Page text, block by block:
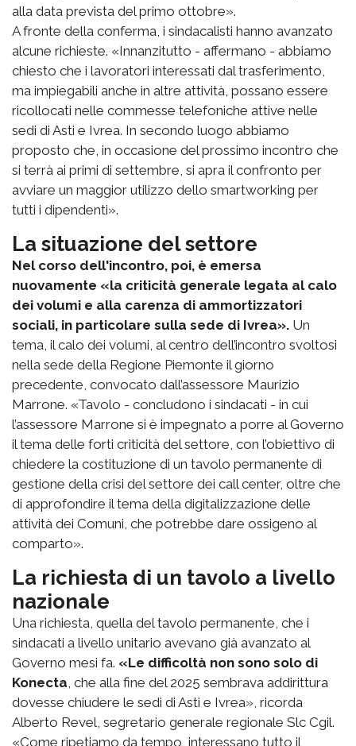
alla data prevista del primo ottobre».
A fronte della conferma, i sindacalisti hanno avanzato
alcune richieste. «Innanzitutto - affermano - abbiamo
chiesto che i lavoratori interessati dal trasferimento,
ma impiegabili anche in altre attività, possano essere
ricollocati nelle commesse telefoniche attive nelle
sedi di Asti e Ivrea. In secondo luogo abbiamo
proposto che, in occasione del prossimo incontro che
si terrà ai primi di settembre, si apra il confronto per
avviare un maggior utilizzo dello smartworking per
tutti i dipendenti».
La situazione del settore
Nel corso dell'incontro, poi, è emersa
nuovamente «la criticità generale legata al calo
dei volumi e alla carenza di ammortizzatori
sociali, in particolare sulla sede di Ivrea». Un
tema, il calo dei volumi, al centro dell’incontro svoltosi
nella sede della Regione Piemonte il giorno
precedente, convocato dall’assessore Maurizio
Marrone. «Tavolo - concludono i sindacati - in cui
l’assessore Marrone si è impegnato a porre al Governo
il tema delle forti criticità del settore, con l’obiettivo di
chiedere la costituzione di un tavolo permanente di
gestione della crisi del settore dei call center, oltre che
di approfondire il tema della digitalizzazione delle
attività dei Comuni, che potrebbe dare ossigeno al
comparto».
La richiesta di un tavolo a livello
nazionale
Una richiesta, quella del tavolo permanente, che i
sindacati a livello unitario avevano già avanzato al
Governo mesi fa. «Le difficoltà non sono solo di
Konecta , che alla fine del 2025 sembrava addirittura
dovesse chiudere le sedi di Asti e Ivrea», ricorda
Alberto Revel, segretario generale regionale Slc Cgil.
«Come ripetiamo da tempo, interessano tutto il